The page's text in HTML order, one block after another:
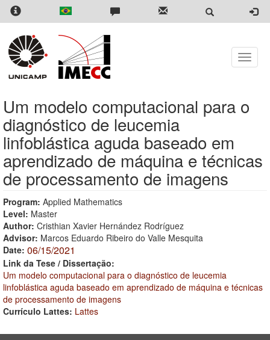
Skip
content
Toggle
Um modelo computacional para o
diagnóstico de leucemia
linfoblástica aguda baseado em
aprendizado de máquina e técnicas
de processamento de imagens
Program: Applied Mathematics
Level: Master
Author: Cristhian Xavier Hernández Rodríguez
Advisor: Marcos Eduardo Ribeiro do Valle Mesquita
Date: 06/15/2021
Link da Tese / Dissertação:
Um modelo computacional para o diagnóstico de leucemia
linfoblástica aguda baseado em aprendizado de máquina e técnicas
de processamento de imagens
Currículo Lattes: Lattes